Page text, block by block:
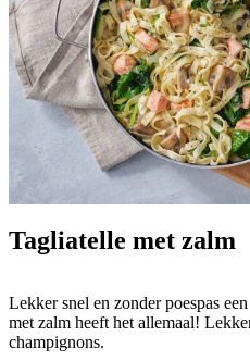
Tagliatelle met zalm
Lekker snel en zonder poespas
met zalm heeft het allemaal!
champignons.